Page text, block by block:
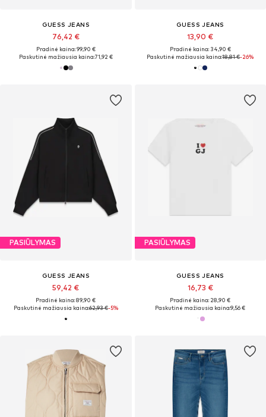
GUESS JEANS
76,42 €
Pradinė kaina: 99,90 €
Paskutinė mažiausia kaina:71,92 €
GUESS JEANS
13,90 €
Pradinė kaina: 34,90 €
Paskutinė mažiausia kaina:18,81 €-26%
PASIŪLYMAS
GUESS JEANS
59,42 €
Pradinė kaina: 89,90 €
Paskutinė mažiausia kaina:62,93 €-5%
PASIŪLYMAS
GUESS JEANS
16,73 €
Pradinė kaina: 28,90 €
Paskutinė mažiausia kaina:9,56 €